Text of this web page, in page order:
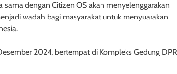
sama dengan Citizen OS akan menyelenggarakan
wadah bagi masyarakat untuk menyuarakan
2024, bertempat di Kompleks Gedung DPR